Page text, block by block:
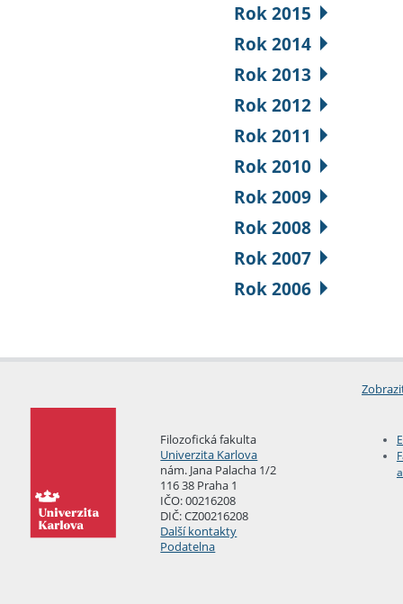
Rok 2015
Rok 2014
Rok 2013
Rok 2012
Rok 2011
Rok 2010
Rok 2009
Rok 2008
Rok 2007
Rok 2006
Filozofická fakulta
Univerzita Karlova
nám. Jana Palacha 1/2
116 38 Praha 1
IČO: 00216208
DIČ: CZ00216208
Další kontakty
Podatelna